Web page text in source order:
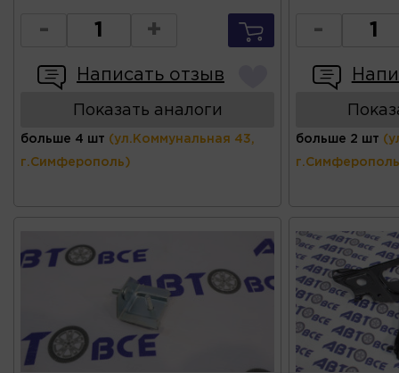
- +
Написать отзыв
Показать аналоги
больше 4 шт (ул.Коммунальная 43,
г.Симферополь)
-
больше 2 шт